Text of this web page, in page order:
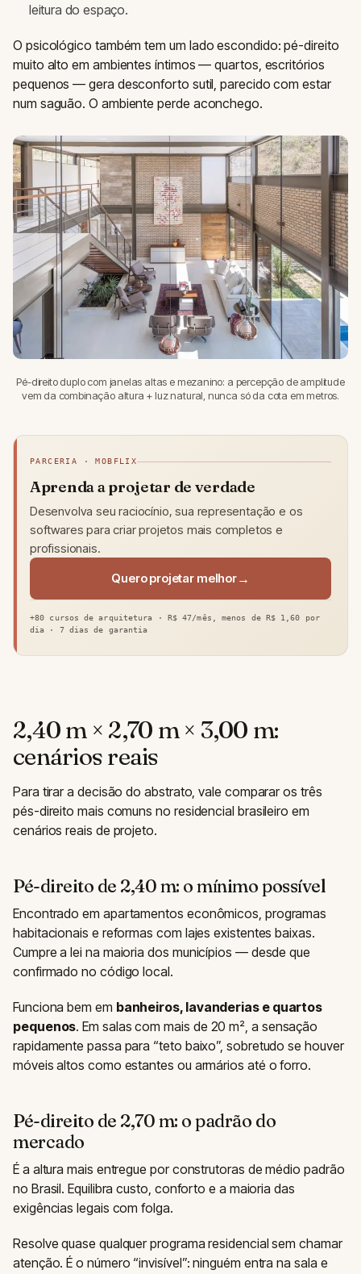
leitura do espaço.
O psicológico também tem um lado escondido: pé-direito
muito alto em ambientes íntimos — quartos, escritórios
pequenos — gera desconforto sutil, parecido com estar
num saguão. O ambiente perde aconchego.
Pé-direito duplo com janelas altas e mezanino: a percepção de amplitude
vem da combinação altura + luz natural, nunca só da cota em metros.
PARCERIA · MOBFLIX
Aprenda a projetar de verdade
Desenvolva seu raciocínio, sua representação e os
softwares para criar projetos mais completos e
profissionais.
Quero projetar melhor
+80 cursos de arquitetura · R$ 47/mês, menos de R$ 1,60 por
dia · 7 dias de garantia
2,40 m × 2,70 m × 3,00 m:
cenários reais
Para tirar a decisão do abstrato, vale comparar os três
pés-direito mais comuns no residencial brasileiro em
cenários reais de projeto.
Pé-direito de 2,40 m: o mínimo possível
Encontrado em apartamentos econômicos, programas
habitacionais e reformas com lajes existentes baixas.
Cumpre a lei na maioria dos municípios — desde que
confirmado no código local.
Funciona bem em banheiros, lavanderias e quartos
pequenos. Em salas com mais de 20 m², a sensação
rapidamente passa para “teto baixo”, sobretudo se houver
móveis altos como estantes ou armários até o forro.
Pé-direito de 2,70 m: o padrão do
mercado
É a altura mais entregue por construtoras de médio padrão
no Brasil. Equilibra custo, conforto e a maioria das
exigências legais com folga.
Resolve quase qualquer programa residencial sem chamar
atenção. É o número “invisível”: ninguém entra na sala e